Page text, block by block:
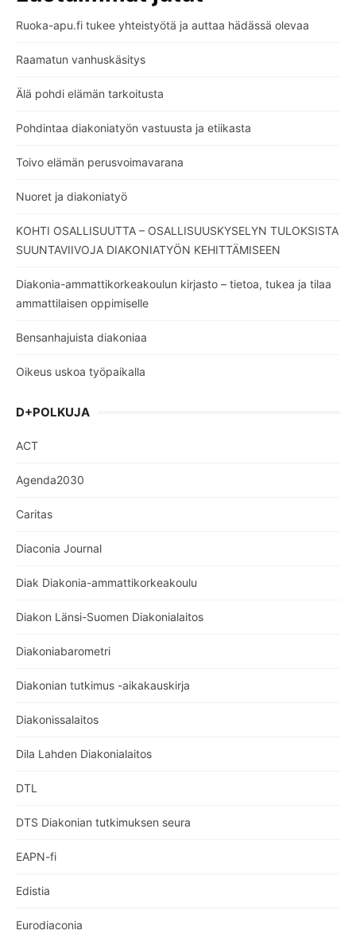
Ruoka-apu.fi tukee yhteistyötä ja auttaa hädässä olevaa
Raamatun vanhuskäsitys
Älä pohdi elämän tarkoitusta
Pohdintaa diakoniatyön vastuusta ja etiikasta
Toivo elämän perusvoimavarana
Nuoret ja diakoniatyö
KOHTI OSALLISUUTTA – OSALLISUUSKYSELYN TULOKSISTA
SUUNTAVIIVOJA DIAKONIATYÖN KEHITTÄMISEEN
Diakonia-ammattikorkeakoulun kirjasto – tietoa, tukea ja tilaa
ammattilaisen oppimiselle
Bensanhajuista diakoniaa
Oikeus uskoa työpaikalla
D+POLKUJA
ACT
Agenda2030
Caritas
Diaconia Journal
Diak Diakonia-ammattikorkeakoulu
Diakon Länsi-Suomen Diakonialaitos
Diakoniabarometri
Diakonian tutkimus -aikakauskirja
Diakonissalaitos
Dila Lahden Diakonialaitos
DTL
DTS Diakonian tutkimuksen seura
EAPN-fi
Edistia
Eurodiaconia